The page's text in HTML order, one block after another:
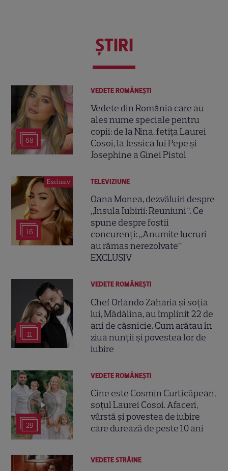
ŞTIRI
68
VEDETE ROMÂNEŞTI
Vedete din România care au
ales nume speciale pentru
copii: de la Nina, fetița Laurei
Cosoi, la Jessica lui Pepe și
Josephine a Ginei Pistol
Exclusiv
16
TELEVIZIUNE
Oana Monea, dezvăluiri despre
„Insula Iubirii: Reuniuni”. Ce
spune despre foștii
concurenți: „Anumite lucruri
au rămas nerezolvate”
EXCLUSIV
11
VEDETE ROMÂNEŞTI
Chef Orlando Zaharia și soția
lui, Mădălina, au împlinit 22 de
ani de căsnicie. Cum arătau în
ziua nunții și povestea lor de
iubire
29
VEDETE ROMÂNEŞTI
Cine este Cosmin Curticăpean,
soțul Laurei Cosoi. Afaceri,
vârstă și povestea de iubire
care durează de peste 10 ani
VEDETE STRĂINE